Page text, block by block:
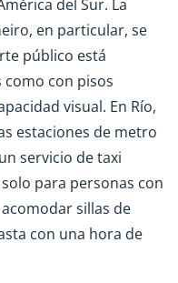
del Sur. La
en particular, se
público está
con pisos
visual. En Río,
estaciones de metro
servicio de taxi
para personas con
sillas de
con una hora de